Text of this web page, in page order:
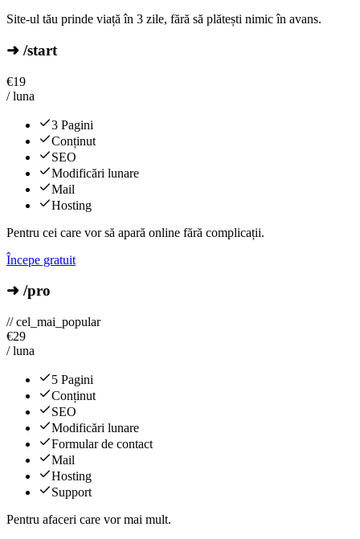
Site-ul tău prinde viață în 3 zile, fără să plătești nimic în avans.
➜ /start
€19
/ luna
3 Pagini
Conținut
SEO
Modificări lunare
Mail
Hosting
Pentru cei care vor să apară online fără complicații.
Începe gratuit
➜ /pro
// cel_mai_popular
€29
/ luna
5 Pagini
Conținut
SEO
Modificări lunare
Formular de contact
Mail
Hosting
Support
Pentru afaceri care vor mai mult.